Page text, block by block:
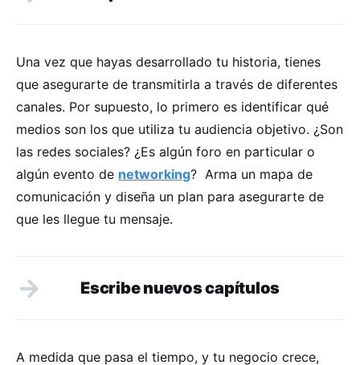
Una vez que hayas desarrollado tu historia, tienes
que asegurarte de transmitirla a través de diferentes
canales. Por supuesto, lo primero es identificar qué
medios son los que utiliza tu audiencia objetivo. ¿Son
las redes sociales? ¿Es algún foro en particular o
algún evento de networking? Arma un mapa de
comunicación y diseña un plan para asegurarte de
que les llegue tu mensaje.
Escribe nuevos capítulos
A medida que pasa el tiempo, y tu negocio crece,